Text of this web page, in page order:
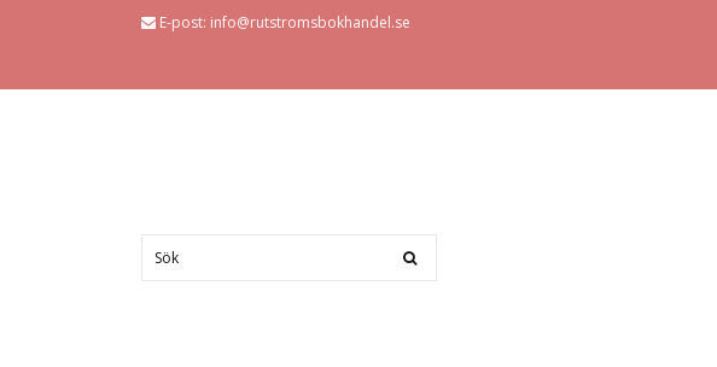
E-post: info@rutstromsbokhandel.se